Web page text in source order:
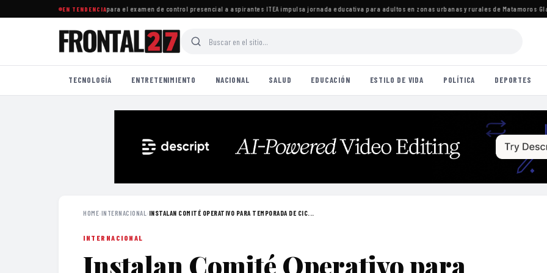
EN TENDENCIA
sedes, fechas y horarios para el examen de control presencial a aspirantes·ITEA impulsa jornada educativa para adultos en zonas urbanas y rurales de Matamoros·
TECNOLOGÍA ENTRETENIMIENTO NACIONAL SALUD EDUCACIÓN ESTILO DE VIDA POLÍTICA DEPORTES
HOME›INTERNACIONAL › INSTALAN COMITÉ OPERATIVO PARA TEMPORADA DE CIC...
INTERNACIONAL
Instalan Comité Operativo para